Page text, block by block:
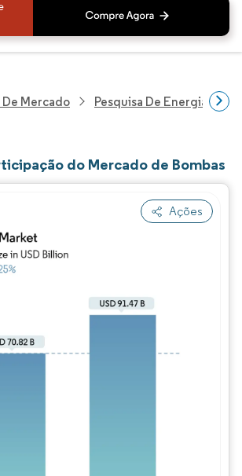
De Mercado Pesquisa De Energia E
do Mercado de Bombas
Ações